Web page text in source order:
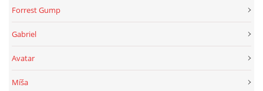
Forrest Gump
Gabriel
Avatar
Míša